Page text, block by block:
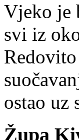
Vjeko je
svi iz
ostao uz
Župa